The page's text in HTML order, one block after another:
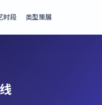
时段 类型策展